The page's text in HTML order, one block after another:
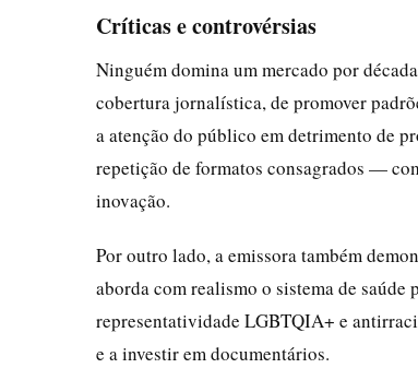
Críticas e controvérsias
Ninguém domina um mercado por
cobertura jornalística, de promover
a atenção do público em detrimento de
repetição de formatos consagrados —
inovação.
Por outro lado, a emissora também
aborda com realismo o sistema de
representatividade LGBTQIA+ e
e a investir em documentários.